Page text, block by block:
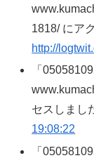
1818/ にア
http://
「
セスしまし
19:08:22
「